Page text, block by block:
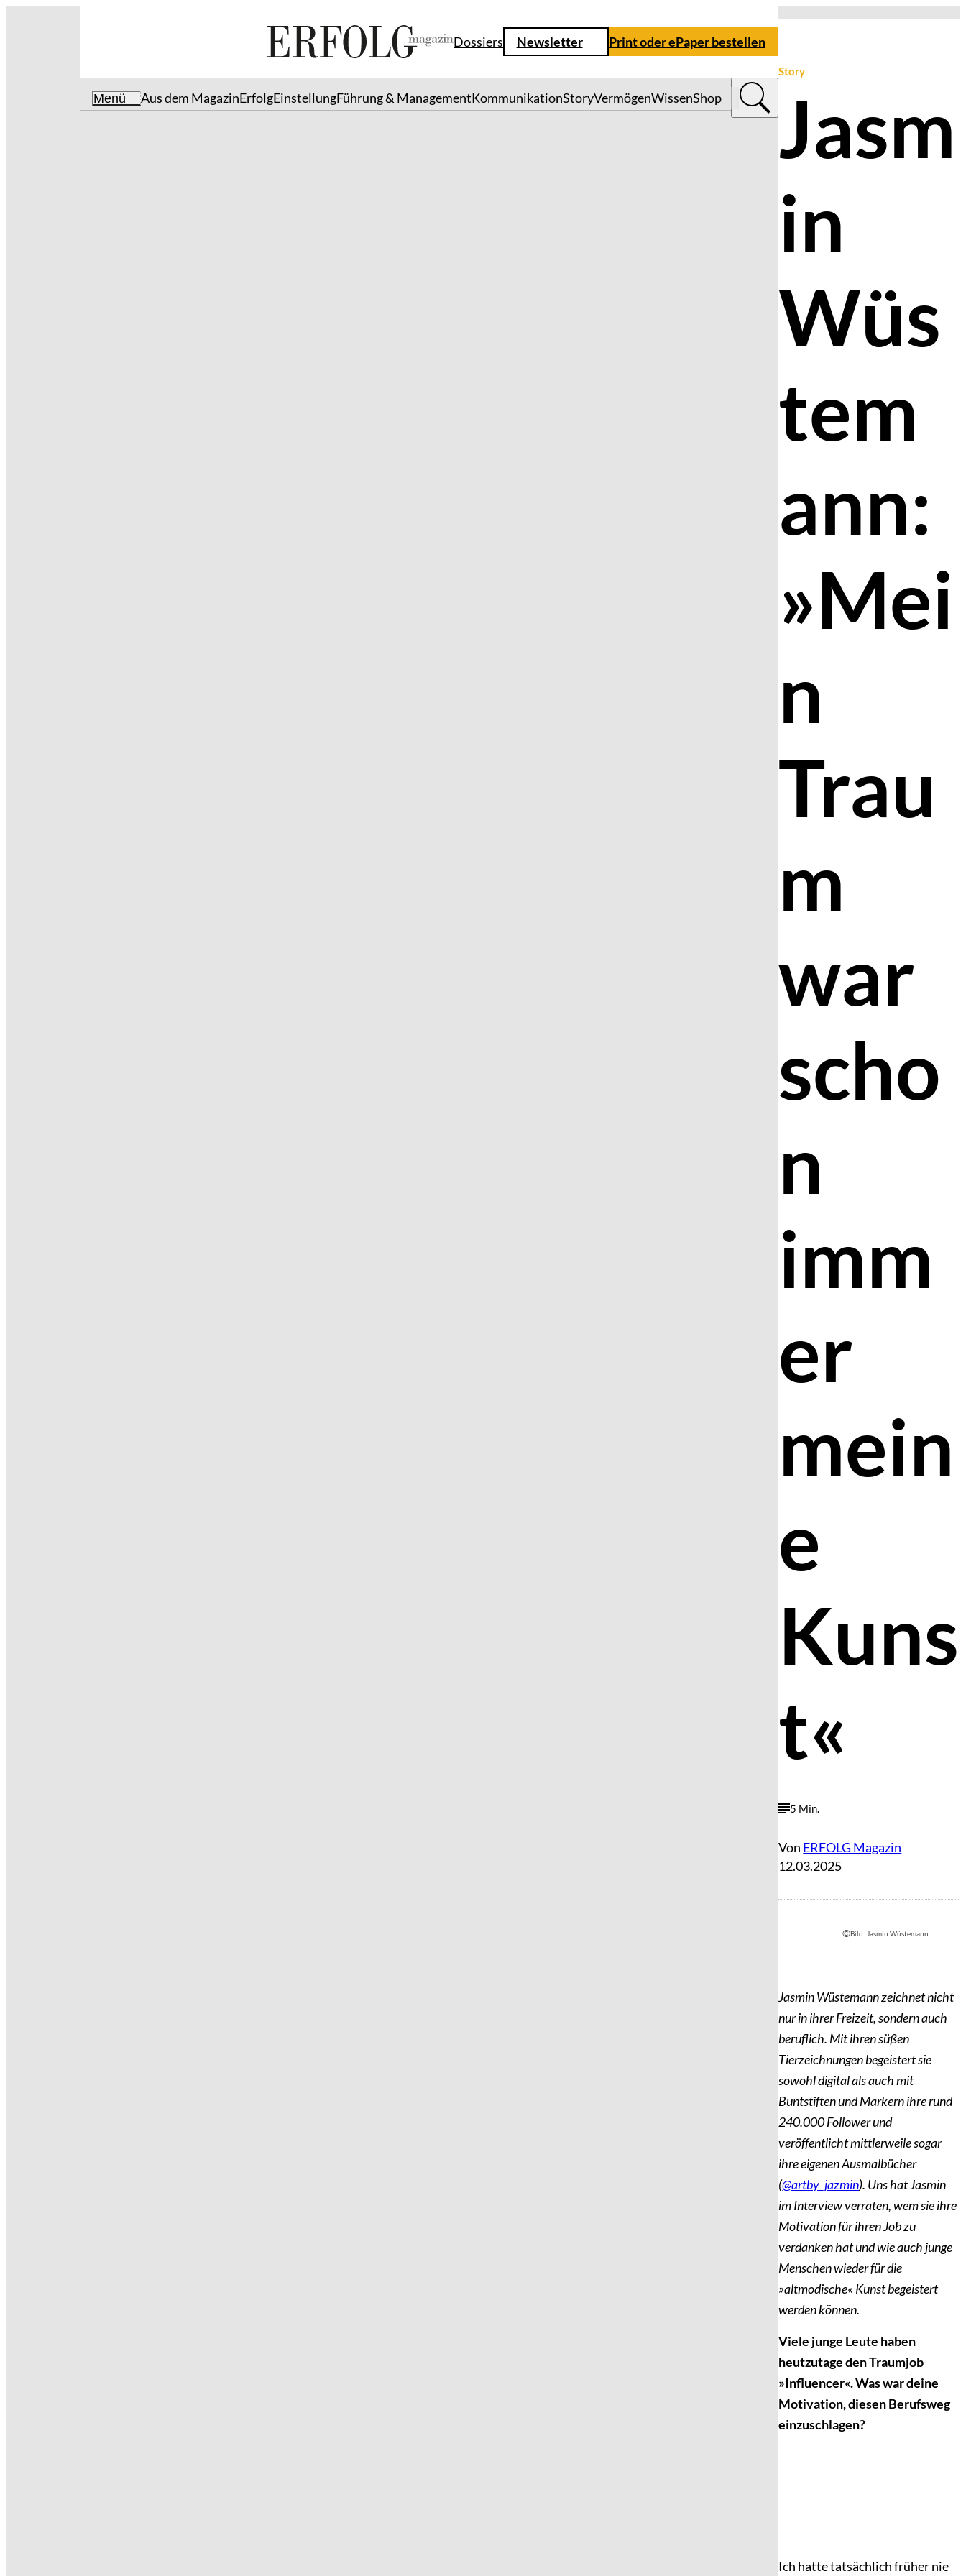
Dossiers Newsletter Print oder ePaper bestellen
Menü Aus dem MagazinErfolgEinstellungFührung & ManagementKommunikationStoryVermögenWissenShop
Story
Jasm
in
Wüs
tem
ann:
»Mei
n
Trau
m
war
scho
n
imm
er
mein
e
Kuns
t«
5 Min.
Von ERFOLG Magazin
12.03.2025
©Bild: Jasmin Wüstemann
Jasmin Wüstemann zeichnet nicht
nur in ihrer Freizeit, sondern auch
beruflich. Mit ihren süßen
Tierzeichnungen begeistert sie
sowohl digital als auch mit
Buntstiften und Markern ihre rund
240.000 Follower und
veröffentlicht mittlerweile sogar
ihre eigenen Ausmalbücher
(@artby_jazmin). Uns hat Jasmin
im Interview verraten, wem sie ihre
Motivation für ihren Job zu
verdanken hat und wie auch junge
Menschen wieder für die
»altmodische« Kunst begeistert
werden können.
Viele junge Leute haben
heutzutage den Traumjob
»Influencer«. Was war deine
Motivation, diesen Berufsweg
einzuschlagen?
Ich hatte tatsächlich früher nie